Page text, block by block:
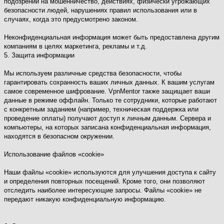
безопасности людей, нарушениях правил использования или в
случаях, когда это предусмотрено законом.
Неконфиденциальная информация может быть предоставлена другим
компаниям в целях маркетинга, рекламы и т.д.
5. Защита информации
Мы используем различные средства безопасности, чтобы
гарантировать сохранность ваших личных данных. К вашим услугам
самое современное шифрование. VpnMentor также защищает ваши
данные в режиме оффлайн. Только те сотрудники, которые работают
с конкретным заданием (например, техническая поддержка или
проведение оплаты) получают доступ к личным данным. Сервера и
компьютеры, на которых записана конфиденциальная информация,
находятся в безопасном окружении.
Использование файлов «cookie»
Наши файлы «cookie» используются для улучшения доступа к сайту
и определения повторных посещений. Кроме того, они позволяют
отследить наиболее интересующие запросы. Файлы «cookie» не
передают никакую конфиденциальную информацию.